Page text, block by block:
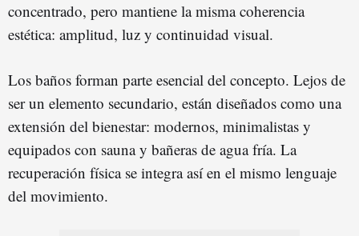
concentrado, pero mantiene la misma coherencia
estética: amplitud, luz y continuidad visual.
Los baños forman parte esencial del concepto. Lejos de
ser un elemento secundario, están diseñados como una
extensión del bienestar: modernos, minimalistas y
equipados con sauna y bañeras de agua fría. La
recuperación física se integra así en el mismo lenguaje
del movimiento.